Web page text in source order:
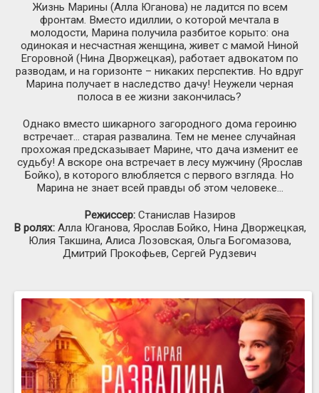
Жизнь Марины (Алла Юганова) не ладится по всем
фронтам. Вместо идиллии, о которой мечтала в
молодости, Марина получила разбитое корыто: она
одинокая и несчастная женщина, живет с мамой Ниной
Егоровной (Нина Дворжецкая), работает адвокатом по
разводам, и на горизонте – никаких перспектив. Но вдруг
Марина получает в наследство дачу! Неужели черная
полоса в ее жизни закончилась?
Однако вместо шикарного загородного дома героиню
встречает… старая развалина. Тем не менее случайная
прохожая предсказывает Марине, что дача изменит ее
судьбу! А вскоре она встречает в лесу мужчину (Ярослав
Бойко), в которого влюбляется с первого взгляда. Но
Марина не знает всей правды об этом человеке…
Режиссер:Станислав Назиров
В ролях:Алла Юганова, Ярослав Бойко, Нина Дворжецкая,
Юлия Такшина, Алиса Лозовская, Ольга Богомазова,
Дмитрий Прокофьев, Сергей Рудзевич